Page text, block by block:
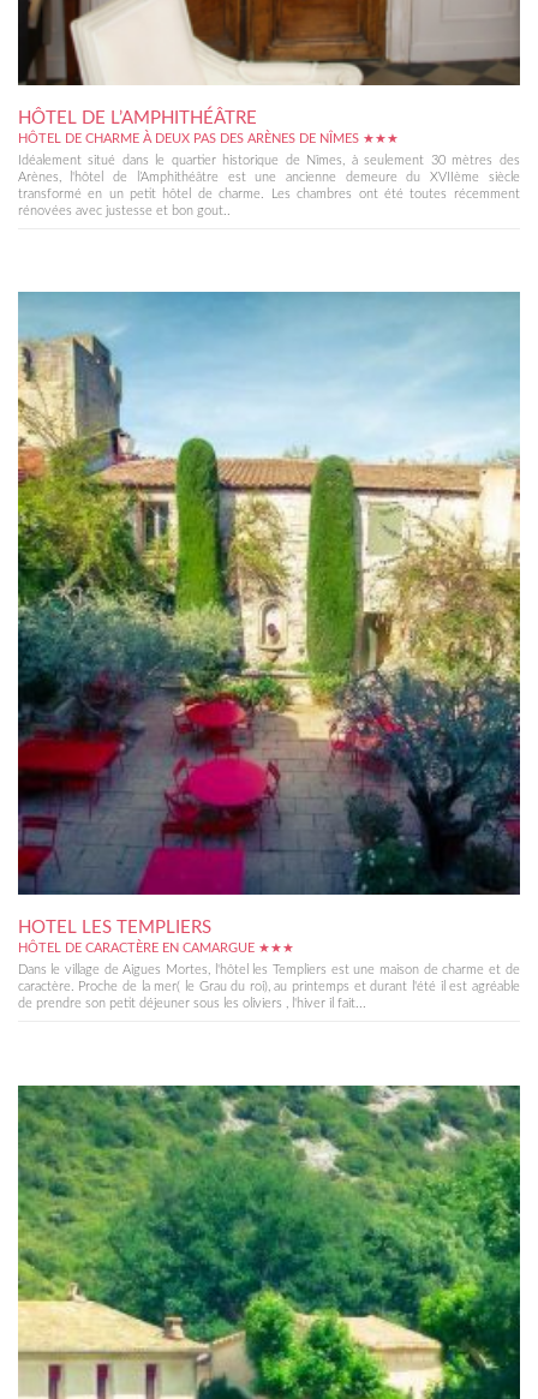
HÔTEL DE L’AMPHITHÉÂTRE
HÔTEL DE CHARME À DEUX PAS DES ARÈNES DE NÎMES ★★★
Idéalement situé dans le quartier historique de Nîmes, à seulement 30 mètres des
Arènes, l'hôtel de l’Amphithéâtre est une ancienne demeure du XVIIème siècle
transformé en un petit hôtel de charme. Les chambres ont été toutes récemment
rénovées avec justesse et bon gout..
HOTEL LES TEMPLIERS
HÔTEL DE CARACTÈRE EN CAMARGUE ★★★
Dans le village de Aigues Mortes, l'hôtel les Templiers est une maison de charme et de
caractère. Proche de la mer( le Grau du roi), au printemps et durant l'été il est agréable
de prendre son petit déjeuner sous les oliviers , l'hiver il fait...